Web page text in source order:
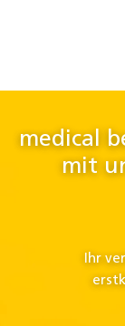
medical
mit
Ihr